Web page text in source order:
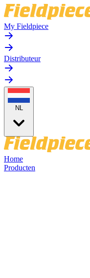
My Fieldpiece
Distributeur
NL
Home
Producten